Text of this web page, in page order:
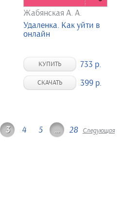
Жабянская А. А.
Удаленка. Как уйти в
онлайн
КУПИТЬ 733 р.
СКАЧАТЬ 399 р.
3 4 5 … 28 Следующая